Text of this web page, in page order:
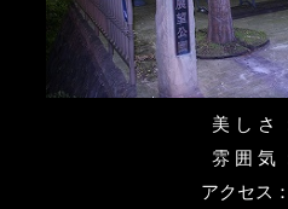
美 し さ
雰 囲 気
アクセス：